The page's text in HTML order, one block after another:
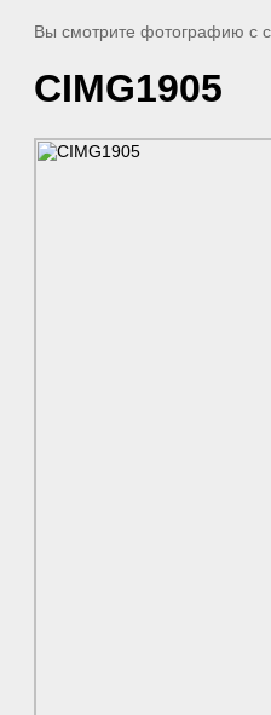
Вы смотрите фотографию с
CIMG1905